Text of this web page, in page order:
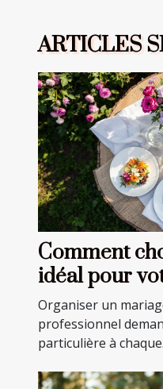
ARTICLES
Comment
idéal pour
événement
Organiser un
professionnel
particulière à